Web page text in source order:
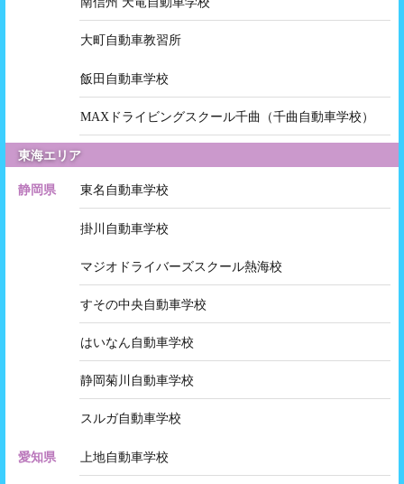
大町自動車教習所
飯田自動車学校
MAXドライビングスクール千曲（千曲自動車学校）
東海エリア
静岡県 東名自動車学校
掛川自動車学校
マジオドライバーズスクール熱海校
すその中央自動車学校
はいなん自動車学校
静岡菊川自動車学校
スルガ自動車学校
愛知県 上地自動車学校